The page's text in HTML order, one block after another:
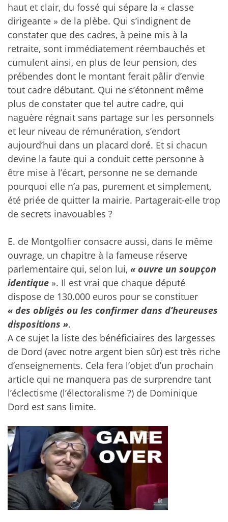
haut et clair, du fossé qui sépare la « classe
dirigeante » de la plèbe. Qui s’indignent de
constater que des cadres, à peine mis à la
retraite, sont immédiatement réembauchés et
cumulent ainsi, en plus de leur pension, des
prébendes dont le montant ferait pâlir d’envie
tout cadre débutant. Qui ne s’étonnent même
plus de constater que tel autre cadre, qui
naguère régnait sans partage sur les personnels
et leur niveau de rémunération, s’endort
aujourd’hui dans un placard doré. Et si chacun
devine la faute qui a conduit cette personne à
être mise à l’écart, personne ne se demande
pourquoi elle n’a pas, purement et simplement,
été priée de quitter la mairie. Partagerait-elle trop
de secrets inavouables ?
E. de Montgolfier consacre aussi, dans le même
ouvrage, un chapitre à la fameuse réserve
parlementaire qui, selon lui, « ouvre un soupçon
identique ». Il est vrai que chaque député
dispose de 130.000 euros pour se constituer
« des obligés ou les confirmer dans d’heureuses
dispositions ».
A ce sujet la liste des bénéficiaires des largesses
de Dord (avec notre argent bien sûr) est très riche
d’enseignements. Cela fera l’objet d’un prochain
article qui ne manquera pas de surprendre tant
l’éclectisme (l’électoralisme ?) de Dominique
Dord est sans limite.